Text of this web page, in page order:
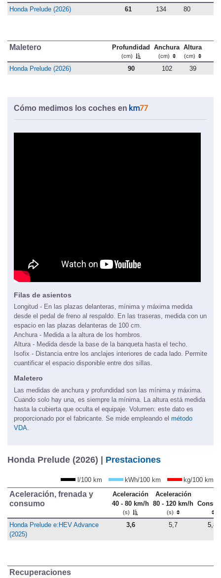
Honda Prelude (2026) 61 134 80
Maletero Profundidad
(cm)
Anchura
(cm)
Altura
(cm)
Honda Prelude (2026) 90 102 39
Cómo medimos los coches en
Filas de asientos
Longitud - En las plazas delanteras, mínima y máxima medida
desde el pedal de freno al respaldo. En las traseras, medida con un
espacio en las plazas delanteras de 100 cm.
Anchura - Medida a la altura de los hombros.
Altura - Medida desde la base de la banqueta hasta el techo.
Isofix - Distancia entre los anclajes interiores de cada lado. Permite
cuantificar el espacio disponible entre dos sillas.
Maletero
Las medidas de anchura y profundidad son las mínima y máxima.
Cuando solo hay una, es siempre la mínima. La altura está medida
hasta la cubierta que oculta el equipaje. Volumen: este dato es
proporcionado por el fabricante. Se mide empleando el método
VDA.
Honda Prelude (2026) | Prestaciones
l/100 km kWh/100 km kg/100 km
Aceleración, frenada y
consumo
Aceleración
40 - 80 km/h
(s)
Aceleración
80 - 120 km/h
(s)
Honda Prelude e:HEV Advance
(2025)
3,6 5,7 5,8
Recuperaciones